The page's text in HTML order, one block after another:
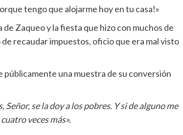
tengo que alojarme hoy en tu casa!»
de Zaqueo y la fiesta que hizo con muchos de
recaudar impuestos, oficio que era mal visto
una muestra de su conversión
se la doy a los pobres. Y si de alguno me
veces más».